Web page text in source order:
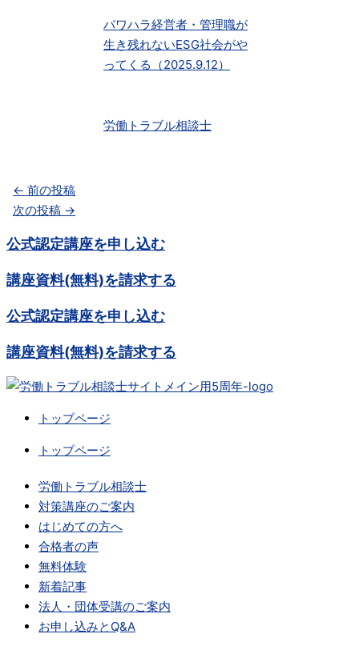
パワハラ経営者・管理職が
生き残れないESG社会がや
ってくる（2025.9.12）
労働トラブル相談士
← 前の投稿
次の投稿 →
公式認定講座を申し込む
講座資料(無料)を請求する
公式認定講座を申し込む
講座資料(無料)を請求する
トップページ
トップページ
労働トラブル相談士
対策講座のご案内
はじめての方へ
合格者の声
無料体験
新着記事
法人・団体受講のご案内
お申し込みとQ&A